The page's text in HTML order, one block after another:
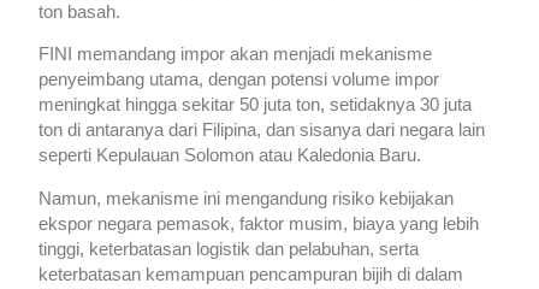
ton basah.
FINI memandang impor akan menjadi mekanisme
penyeimbang utama, dengan potensi volume impor
meningkat hingga sekitar 50 juta ton, setidaknya 30 juta
ton di antaranya dari Filipina, dan sisanya dari negara lain
seperti Kepulauan Solomon atau Kaledonia Baru.
Namun, mekanisme ini mengandung risiko kebijakan
ekspor negara pemasok, faktor musim, biaya yang lebih
tinggi, keterbatasan logistik dan pelabuhan, serta
keterbatasan kemampuan pencampuran bijih di dalam